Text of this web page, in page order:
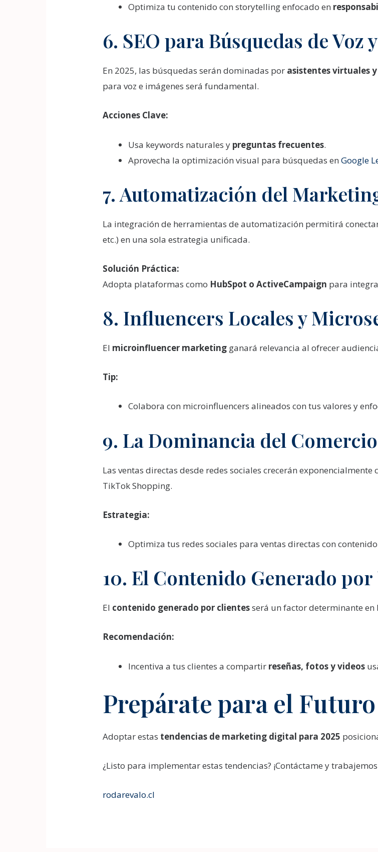
Optimiza tu contenido con storytelling enfocado en
6. SEO para Búsquedas de Voz
En 2025, las búsquedas serán dominadas por asistentes virtuales
para voz e imágenes será fundamental.
Acciones Clave:
Usa keywords naturales y preguntas frecuentes.
Aprovecha la optimización visual para búsquedas enGoogle
7. Automatización del
La integración de herramientas de automatización permitirá
etc.) en una sola estrategia unificada.
Solución Práctica:
Adopta plataformas como HubSpot o ActiveCampaign para
8. Influencers Locales y
El microinfluencer marketing ganará relevancia al ofrecer
Tip:
Colabora con microinfluencers alineados con tus valores y
9. La Dominancia del
Las ventas directas desde redes sociales crecerán exponencialmente
TikTok Shopping.
Estrategia:
Optimiza tus redes sociales para ventas directas con
10. El Contenido Generado por
El contenido generado por clientesserá un factor determinante
Recomendación:
Incentiva a tus clientes a compartir reseñas, fotos y videos
Prepárate para el
Adoptar estas tendencias de marketing digital para 2025
¿Listo para implementar estas tendencias? ¡Contáctame y
rodarevalo.cl